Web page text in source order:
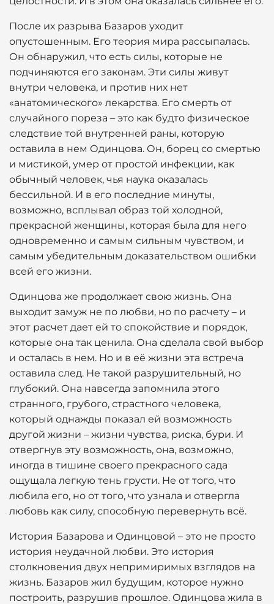
После их разрыва Базаров уходит
опустошенным. Его теория мира рассыпалась.
Он обнаружил, что есть силы, которые не
подчиняются его законам. Эти силы живут
внутри человека, и против них нет
«анатомического» лекарства. Его смерть от
случайного пореза – это как будто физическое
следствие той внутренней раны, которую
оставила в нем Одинцова. Он, борец со смертью
и мистикой, умер от простой инфекции, как
обычный человек, чья наука оказалась
бессильной. И в его последние минуты,
возможно, всплывал образ той холодной,
прекрасной женщины, которая была для него
одновременно и самым сильным чувством, и
самым убедительным доказательством ошибки
всей его жизни.
Одинцова же продолжает свою жизнь. Она
выходит замуж не по любви, но по расчету – и
этот расчет дает ей то спокойствие и порядок,
которые она так ценила. Она сделала свой выбор
и осталась в нем. Но и в её жизни эта встреча
оставила след. Не такой разрушительный, но
глубокий. Она навсегда запомнила этого
странного, грубого, страстного человека,
который однажды показал ей возможность
другой жизни – жизни чувства, риска, бури. И
отвергнув эту возможность, она, возможно,
иногда в тишине своего прекрасного сада
ощущала легкую тень грусти. Не от того, что
любила его, но от того, что узнала и отвергла
любовь как силу, способную перевернуть всё.
История Базарова и Одинцовой – это не просто
история неудачной любви. Это история
столкновения двух непримиримых взглядов на
жизнь. Базаров жил будущим, которое нужно
построить, разрушив прошлое. Одинцова жила в